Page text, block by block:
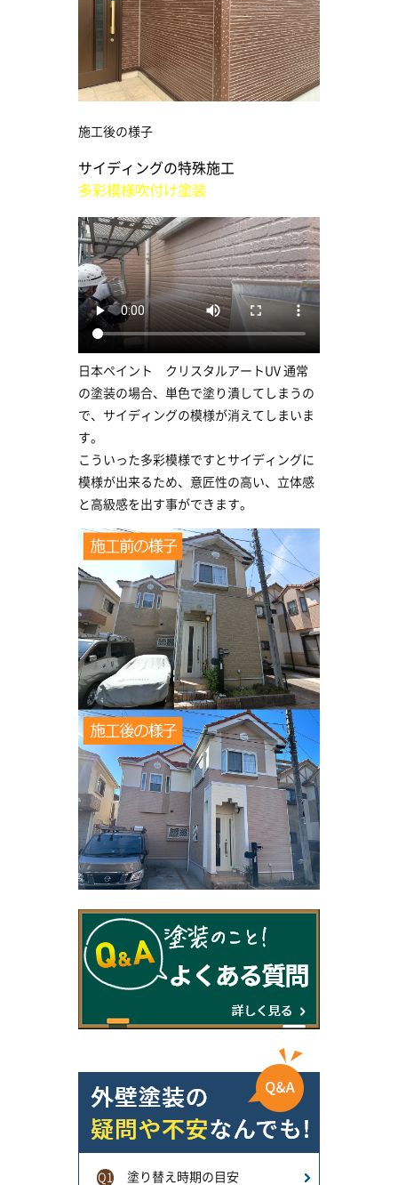
施工後の様子
サイディングの特殊施工
多彩模様吹付け塗装
日本ペイント クリスタルアートUV 通常
の塗装の場合、単色で塗り潰してしまうの
で、サイディングの模様が消えてしまいま
す。
こういった多彩模様ですとサイディングに
模様が出来るため、意匠性の高い、立体感
と高級感を出す事ができます。
Q1 塗り替え時期の目安